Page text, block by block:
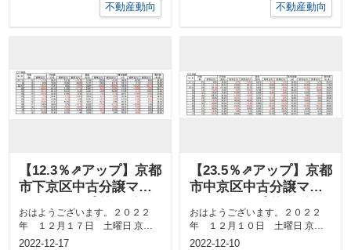
不動産動向
不動産動向
【12.3％⇗アップ】京都
市下京区中古分譲マン
前年対比
おはようございます。２０２２
年 １２月１７日 土曜日 京都
市中京区 最高気温８度、 最低
2022-12-17
【23.5％⇗アップ】京都
市中京区中古分譲マン
前年対比
おはようございます。２０２２
年 １２月１０日 土曜日 京都
市中京区 最高気温１６度、 最
2022-12-10